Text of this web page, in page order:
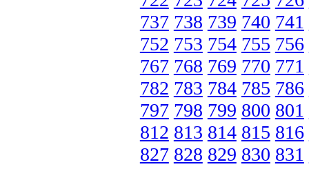
737 738 739 740 741
752 753 754 755 756
767 768 769 770 771
782 783 784 785 786
797 798 799 800 801
812 813 814 815 816
827 828 829 830 831